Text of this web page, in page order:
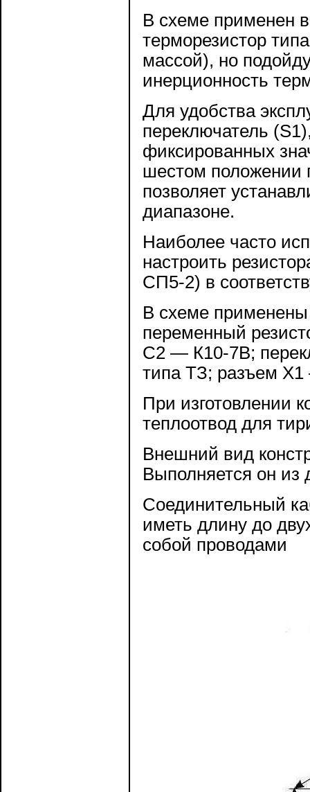
В схеме применен
терморезистор
массой), но
инерционность
Для удобства
переключатель
фиксированных
шестом положении
позволяет
диапазоне.
Наиболее часто
настроить
СП5-2) в
В схеме
переменный
С2 — К10-7В;
типа ТЗ; разъем
При изготовлении
теплоотвод для
Внешний вид
Выполняется он из
Соединительный
иметь длину до
собой проводами